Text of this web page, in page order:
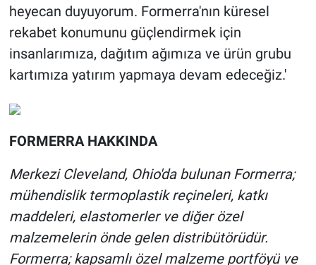
heyecan duyuyorum. Formerra'nın küresel
rekabet konumunu güçlendirmek için
insanlarımıza, dağıtım ağımıza ve ürün grubu
kartımıza yatırım yapmaya devam edeceğiz.'
FORMERRA HAKKINDA
Merkezi Cleveland, Ohio'da bulunan Formerra;
mühendislik termoplastik reçineleri, katkı
maddeleri, elastomerler ve diğer özel
malzemelerin önde gelen distribütörüdür.
Formerra; kapsamlı özel malzeme portföyü ve